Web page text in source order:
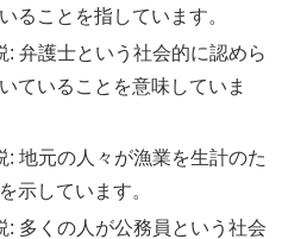
ることを指しています。
: 弁護士という社会的に認めら
ていることを意味していま
: 地元の人々が漁業を生計のた
示しています。
: 多くの人が公務員という社会